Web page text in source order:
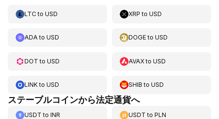
LTCto USD XRP toUSD
ADAto USD DOGEtoUSD
DOT to USD AVAXtoUSD
LINKto USD SHIB toUSD
ステーブルコインから法定通貨へ
USDT to INR USDT toPLN